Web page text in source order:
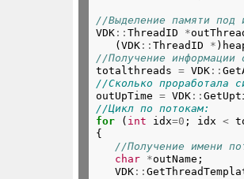
//Выделение памяти под
VDK:: ThreadID *
   (VDK
:: ThreadID *
//Получение информации
totalthreads = VDK::
//Сколько проработала
outUpTime = VDK::
//Цикл по потокам:
for ( int idx=0 ; idx <
{
//Получение имени
char
*
   VDK
::